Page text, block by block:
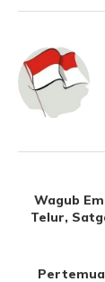
Wagub
Telur,